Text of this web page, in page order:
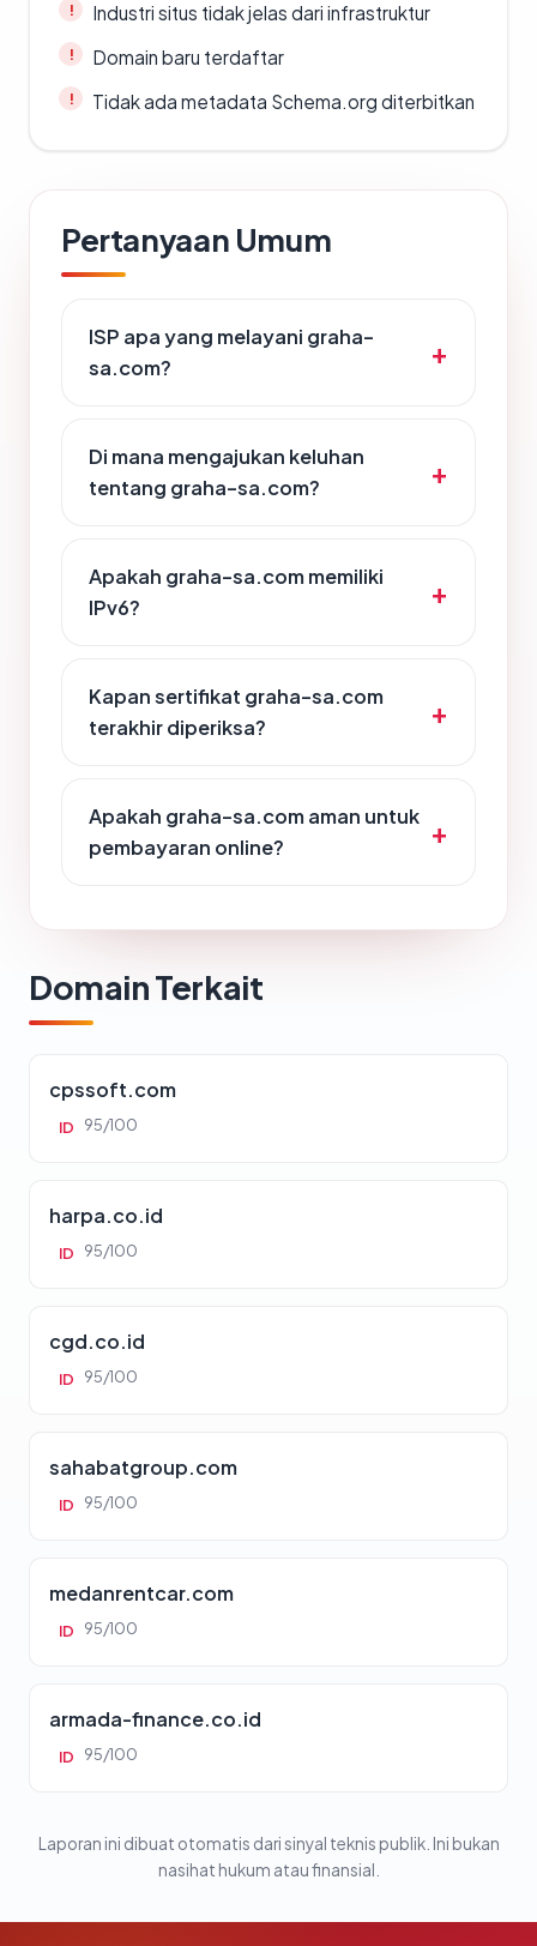
Industri situs tidak jelas dari infrastruktur
Domain baru terdaftar
Tidak ada metadata Schema.org diterbitkan
Pertanyaan Umum
ISP apa yang melayani graha-
sa.com?
Di mana mengajukan keluhan
tentang graha-sa.com?
Apakah graha-sa.com memiliki
IPv6?
Kapan sertifikat graha-sa.com
terakhir diperiksa?
Apakah graha-sa.com aman untuk
pembayaran online?
Domain Terkait
cpssoft.com
ID 95/100
harpa.co.id
ID 95/100
cgd.co.id
ID 95/100
sahabatgroup.com
ID 95/100
medanrentcar.com
ID 95/100
armada-finance.co.id
ID 95/100
Laporan ini dibuat otomatis dari sinyal teknis publik. Ini bukan
nasihat hukum atau finansial.